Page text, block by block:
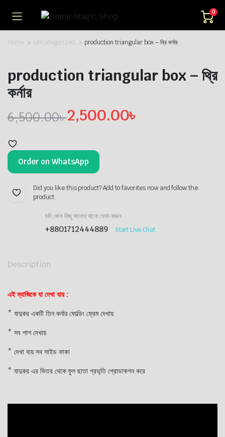
0
Home Uncategorized production triangular box – থ্রি কর্নার
production triangular box – থ্রি
কর্নার
6,500.00৳
price
was:
6,500.00৳ .
2,500.00৳
price
is:
2,500.00৳ .
Order on WhatsApp
Did you like this product? Add to favorites now and follow the
product.
যদি কোন কিছু জানার থাকে ফোন করুন
+8801712444889 Start Live Chat
Description
এই ম্যাজিকে যা দেখা যায় :
* যাদুকর একটি তিন কর্নার ফোল্ডিং ফ্রেম দেখায়
* সব পাশ দেখায়
* দেখা যায় সব সাইড ফাকা
* যাদুকর এর ভিতর থেকে ফুল ছাতা প্রভৃতি প্রোডাকশন করে